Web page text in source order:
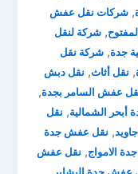
,شركات نقل عفش
,شركة لنقل
جدة,شركة نقل
, نقل أثاث, نقل دبش
عفش السامر بجدة,
الشمالية, نقل
, نقل عفش جدة
الامواج, نقل عفش